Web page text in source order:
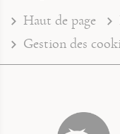
Haut de page
Gestion des